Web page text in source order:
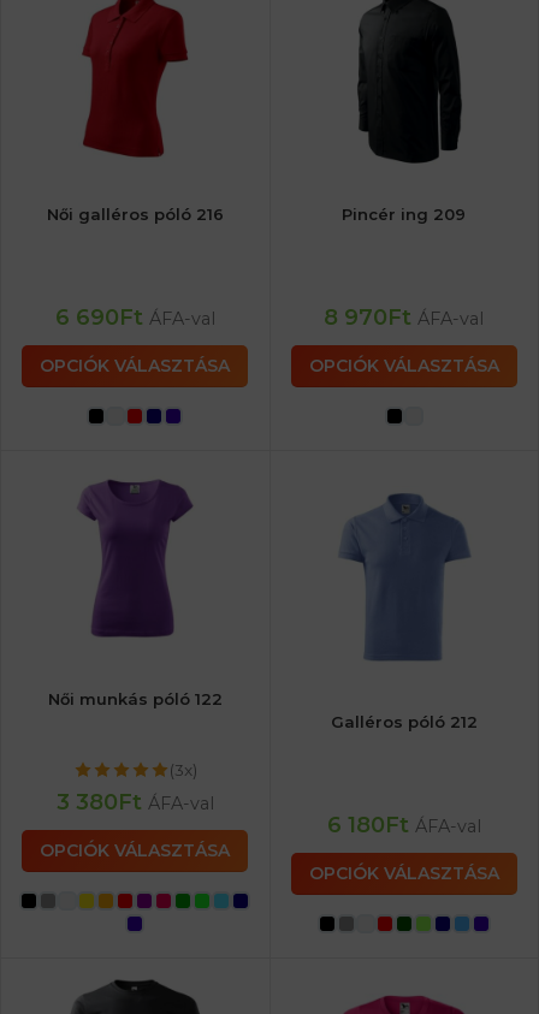
Női galléros póló 216
6 690Ft ÁFA-val
OPCIÓK VÁLASZTÁSA
Pincér ing 209
8 970Ft ÁFA-val
OPCIÓK VÁLASZTÁSA
Női munkás póló 122
(3x)
3 380Ft ÁFA-val
OPCIÓK VÁLASZTÁSA
Galléros póló 212
6 180Ft ÁFA-val
OPCIÓK VÁLASZTÁSA